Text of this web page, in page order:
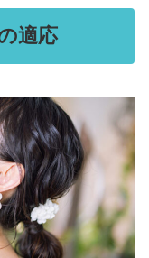
適応